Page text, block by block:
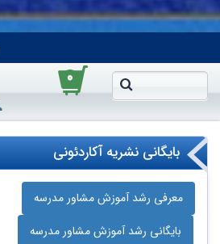
۰
بایگانی نشریه آکاردئونی
معرفی رشد آموزش مشاور مدرسه
بایگانی رشد آموزش مشاور مدرسه